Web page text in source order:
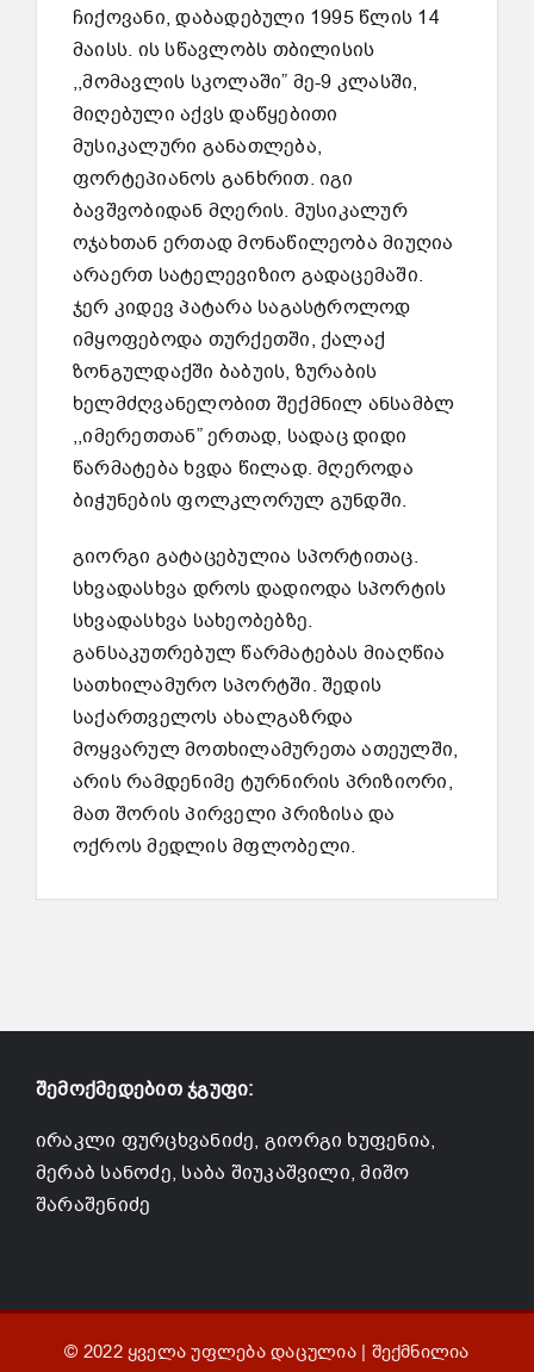
ჩიქოვანი, დაბადებული 1995 წლის 14
მაისს. ის სწავლობს თბილისის
,,მომავლის სკოლაში” მე-9 კლასში,
მიღებული აქვს დაწყებითი
მუსიკალური განათლება,
ფორტეპიანოს განხრით. იგი
ბავშვობიდან მღერის. მუსიკალურ
ოჯახთან ერთად მონაწილეობა მიუღია
არაერთ სატელევიზიო გადაცემაში.
ჯერ კიდევ პატარა საგასტროლოდ
იმყოფებოდა თურქეთში, ქალაქ
ზონგულდაქში ბაბუის, ზურაბის
ხელმძღვანელობით შექმნილ ანსამბლ
,,იმერეთთან” ერთად, სადაც დიდი
წარმატება ხვდა წილად. მღეროდა
ბიჭუნების ფოლკლორულ გუნდში.
გიორგი გატაცებულია სპორტითაც.
სხვადასხვა დროს დადიოდა სპორტის
სხვადასხვა სახეობებზე.
განსაკუთრებულ წარმატებას მიაღწია
სათხილამურო სპორტში. შედის
საქართველოს ახალგაზრდა
მოყვარულ მოთხილამურეთა ათეულში,
არის რამდენიმე ტურნირის პრიზიორი,
მათ შორის პირველი პრიზისა და
ოქროს მედლის მფლობელი.
შემოქმედებით ჯგუფი:
ირაკლი ფურცხვანიძე, გიორგი ხუფენია,
მერაბ სანოძე, საბა შიუკაშვილი, მიშო
შარაშენიძე
© 2022 ყველა უფლება დაცულია | შექმნილია